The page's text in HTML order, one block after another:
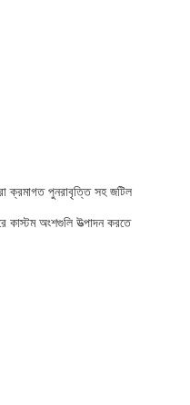
ক্রমাগত পুনরাবৃত্তি সহ জটিল
কাস্টম অংশগুলি উত্পাদন করতে